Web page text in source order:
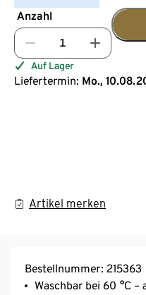
Anzahl
Auf Lager
Liefertermin: Mo.,
Artikel merken
Bestellnummer: 215363
Waschbar bei 60 °C